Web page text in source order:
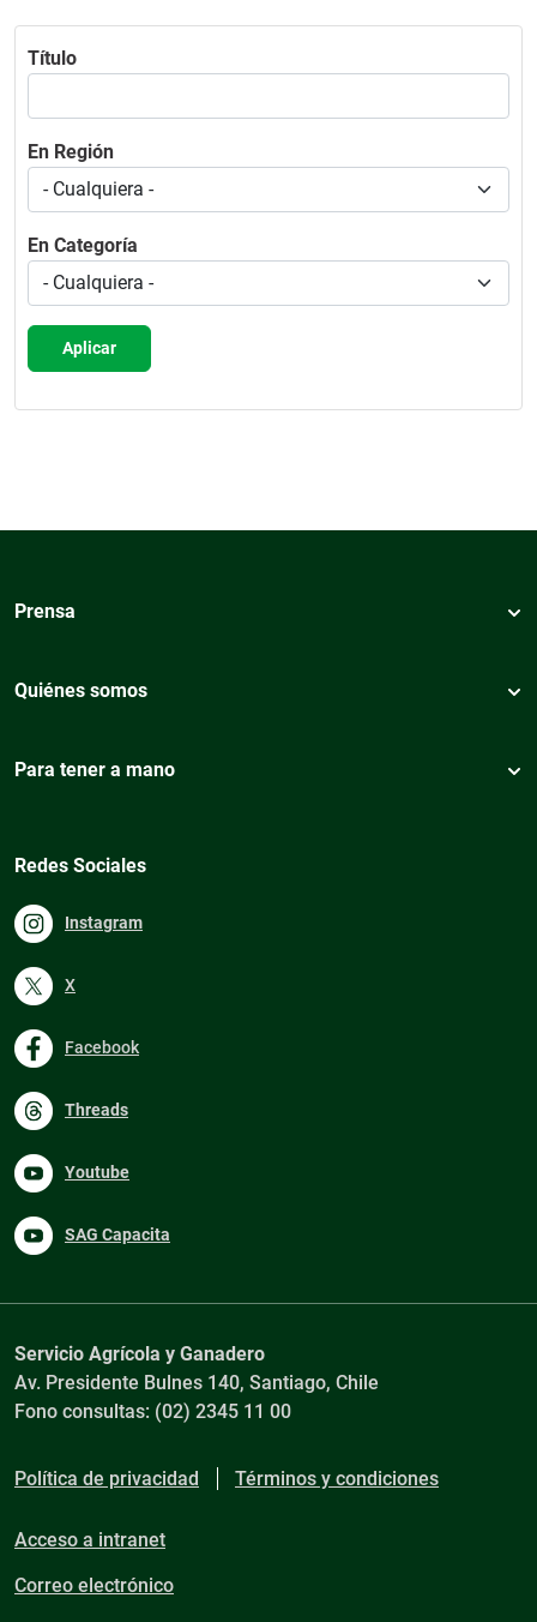
Título
En Región
En Categoría
Aplicar
Prensa
Quiénes somos
Para tener a mano
Redes Sociales
Instagram
X
Facebook
Threads
Youtube
SAG Capacita
Servicio Agrícola y Ganadero
Av. Presidente Bulnes 140, Santiago, Chile
Fono consultas: (02) 2345 11 00
Política de privacidad Términos y condiciones
Acceso a intranet
Correo electrónico